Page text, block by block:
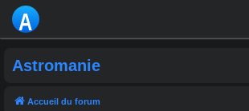
A
T
R
Astromanie
Accueil du forum